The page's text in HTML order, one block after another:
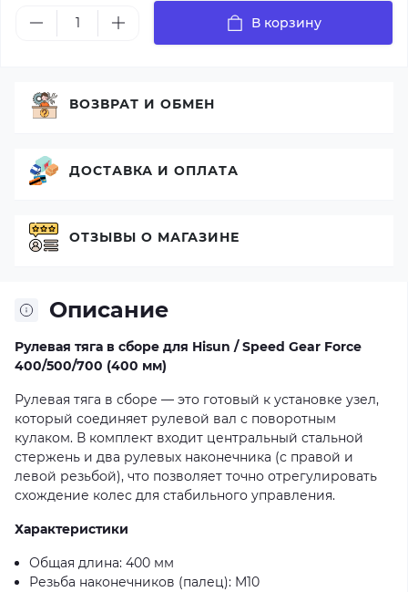
В корзину
Описание
Рулевая тяга в сборе для Hisun / Speed Gear Force
400/500/700 (400 мм)
Рулевая тяга в сборе — это готовый к установке узел,
который соединяет рулевой вал с поворотным
кулаком. В комплект входит центральный стальной
стержень и два рулевых наконечника (с правой и
левой резьбой), что позволяет точно отрегулировать
схождение колес для стабильного управления.
Характеристики
Общая длина: 400 мм
Резьба наконечников (палец): M10
ВОЗВРАТ И ОБМЕН
ДОСТАВКА И ОПЛАТА
ОТЗЫВЫ О МАГАЗИНЕ